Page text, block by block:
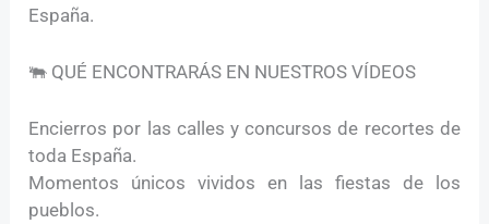
España.
🐃 QUÉ ENCONTRARÁS EN NUESTROS VÍDEOS
Encierros por las calles y concursos de recortes de
toda España.
Momentos únicos vividos en las fiestas de los
pueblos.